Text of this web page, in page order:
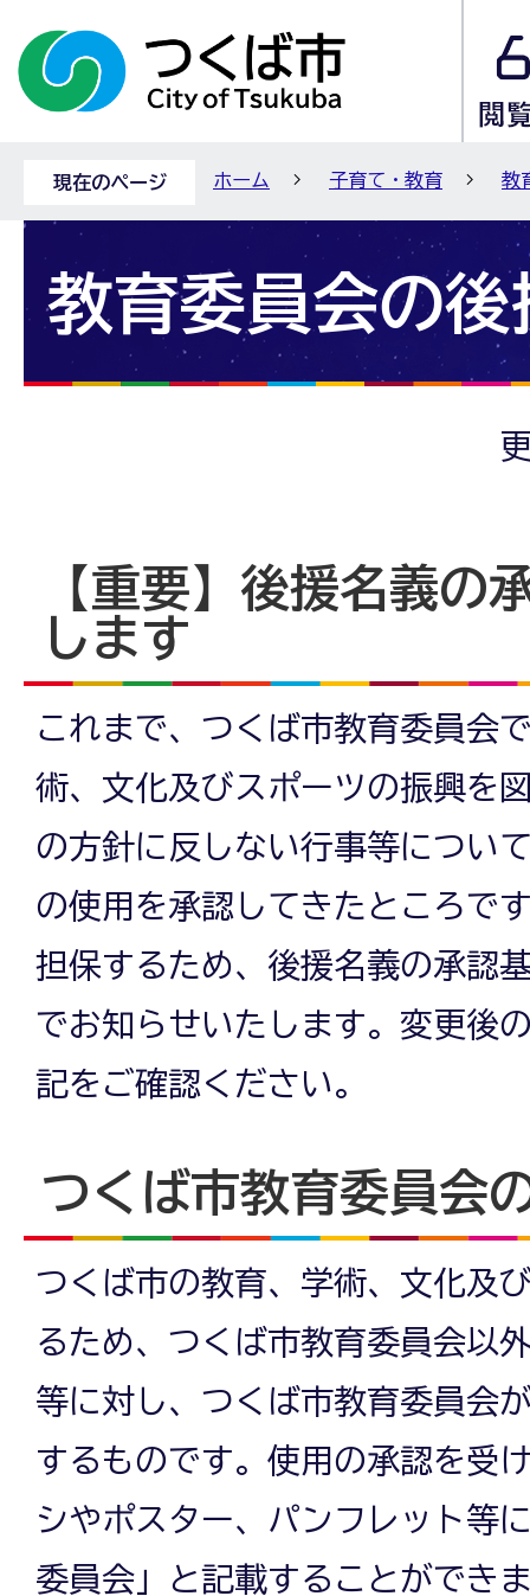
現在のページ ホーム 子育て・教育 教
教育委員会の後
【重要】後援名義の
します
これまで、つくば市教育委員会
術、文化及びスポーツの振興を
の方針に反しない行事等につい
の使用を承認してきたところで
担保するため、後援名義の承認
でお知らせいたします。変更後
記をご確認ください。
つくば市教育委員会
つくば市の教育、学術、文化及
るため、つくば市教育委員会以
等に対し、つくば市教育委員会
するものです。使用の承認を受
シやポスター、パンフレット等
委員会」と記載することができ